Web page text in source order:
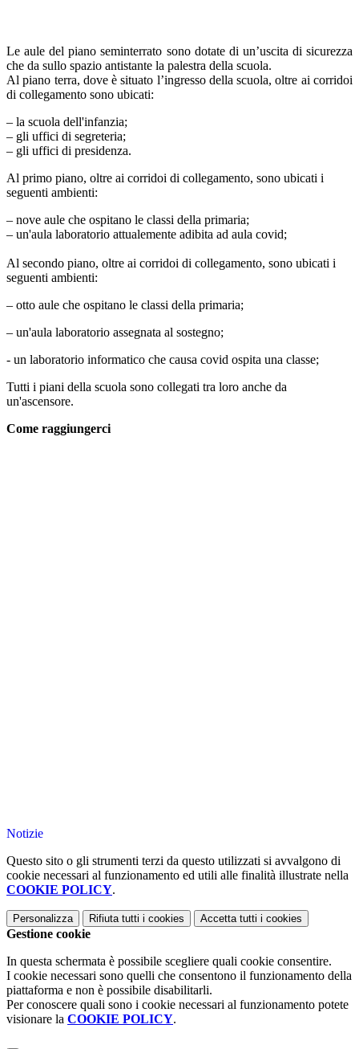
Le aule del piano seminterrato sono dotate di un’uscita di sicurezza
che da sullo spazio antistante la palestra della scuola.
Al piano terra, dove è situato l’ingresso della scuola, oltre ai corridoi
di collegamento sono ubicati:
– la scuola dell'infanzia;
– gli uffici di segreteria;
– gli uffici di presidenza.
​Al primo piano, oltre ai corridoi di collegamento, sono ubicati i
seguenti ambienti:
– nove aule che ospitano le classi della primaria;
– un'aula laboratorio attualemente adibita ad aula covid;
​Al secondo piano, oltre ai corridoi di collegamento, sono ubicati i
seguenti ambienti:
– otto aule che ospitano le classi della primaria;
– un'aula laboratorio assegnata al sostegno;
- un laboratorio informatico che causa covid ospita una classe;
Tutti i piani della scuola sono collegati tra loro anche da
un'ascensore.
Come raggiungerci
Notizie
Questo sito o gli strumenti terzi da questo utilizzati si avvalgono di
cookie necessari al funzionamento ed utili alle finalità illustrate nella
COOKIE POLICY.
Personalizza Rifiuta tutti i cookies Accetta tutti i cookies
Gestione cookie
In questa schermata è possibile scegliere quali cookie consentire.
I cookie necessari sono quelli che consentono il funzionamento della
piattaforma e non è possibile disabilitarli.
Per conoscere quali sono i cookie necessari al funzionamento potete
visionare la COOKIE POLICY.